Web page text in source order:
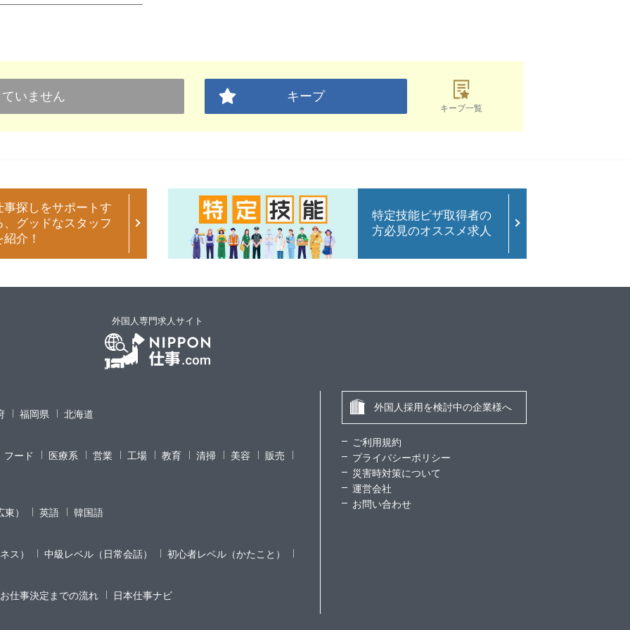
いません キープ
キープ一覧
事探しをサポートす
、グッドなスタッフ
紹介！
特定技能ビザ取得者の
方必見のオススメ求人
外国人専門求人サイト
福岡県 北海道
フード 医療系 営業 工場 教育 清掃 美容 販売
） 英語 韓国語
ス） 中級レベル（日常会話） 初心者レベル（かたこと）
お仕事決定までの流れ 日本仕事ナビ
外国人採用を検討中の企業様へ
ご利用規約
プライバシーポリシー
災害時対策について
運営会社
お問い合わせ